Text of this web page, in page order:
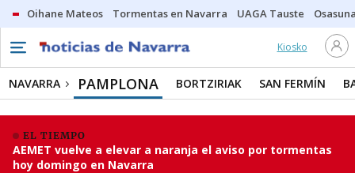
Oihane Mateos Tormentas en Navarra UAGA Tauste
Kiosko
NAVARRA PAMPLONA BORTZIRIAK SAN FERMÍN
EL TIEMPO
AEMET vuelve a elevar a naranja el aviso por tormentas
hoy domingo en Navarra